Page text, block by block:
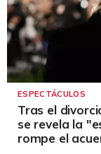
ESPECTÁCULOS
Tras el
se revela la
rompe el